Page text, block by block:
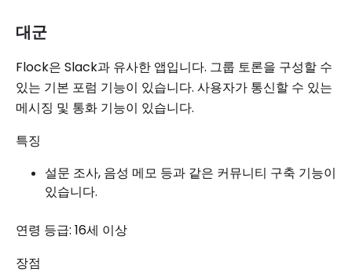
대군
Flock은 Slack과 유사한 앱입니다. 그룹 토론을 구성할 수
있는 기본 포럼 기능이 있습니다. 사용자가 통신할 수 있는
메시징 및 통화 기능이 있습니다.
특징
설문 조사, 음성 메모 등과 같은 커뮤니티 구축 기능이
있습니다.
연령 등급: 16세 이상
장점